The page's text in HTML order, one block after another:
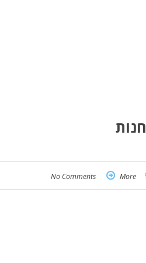
חנות
No Comments More